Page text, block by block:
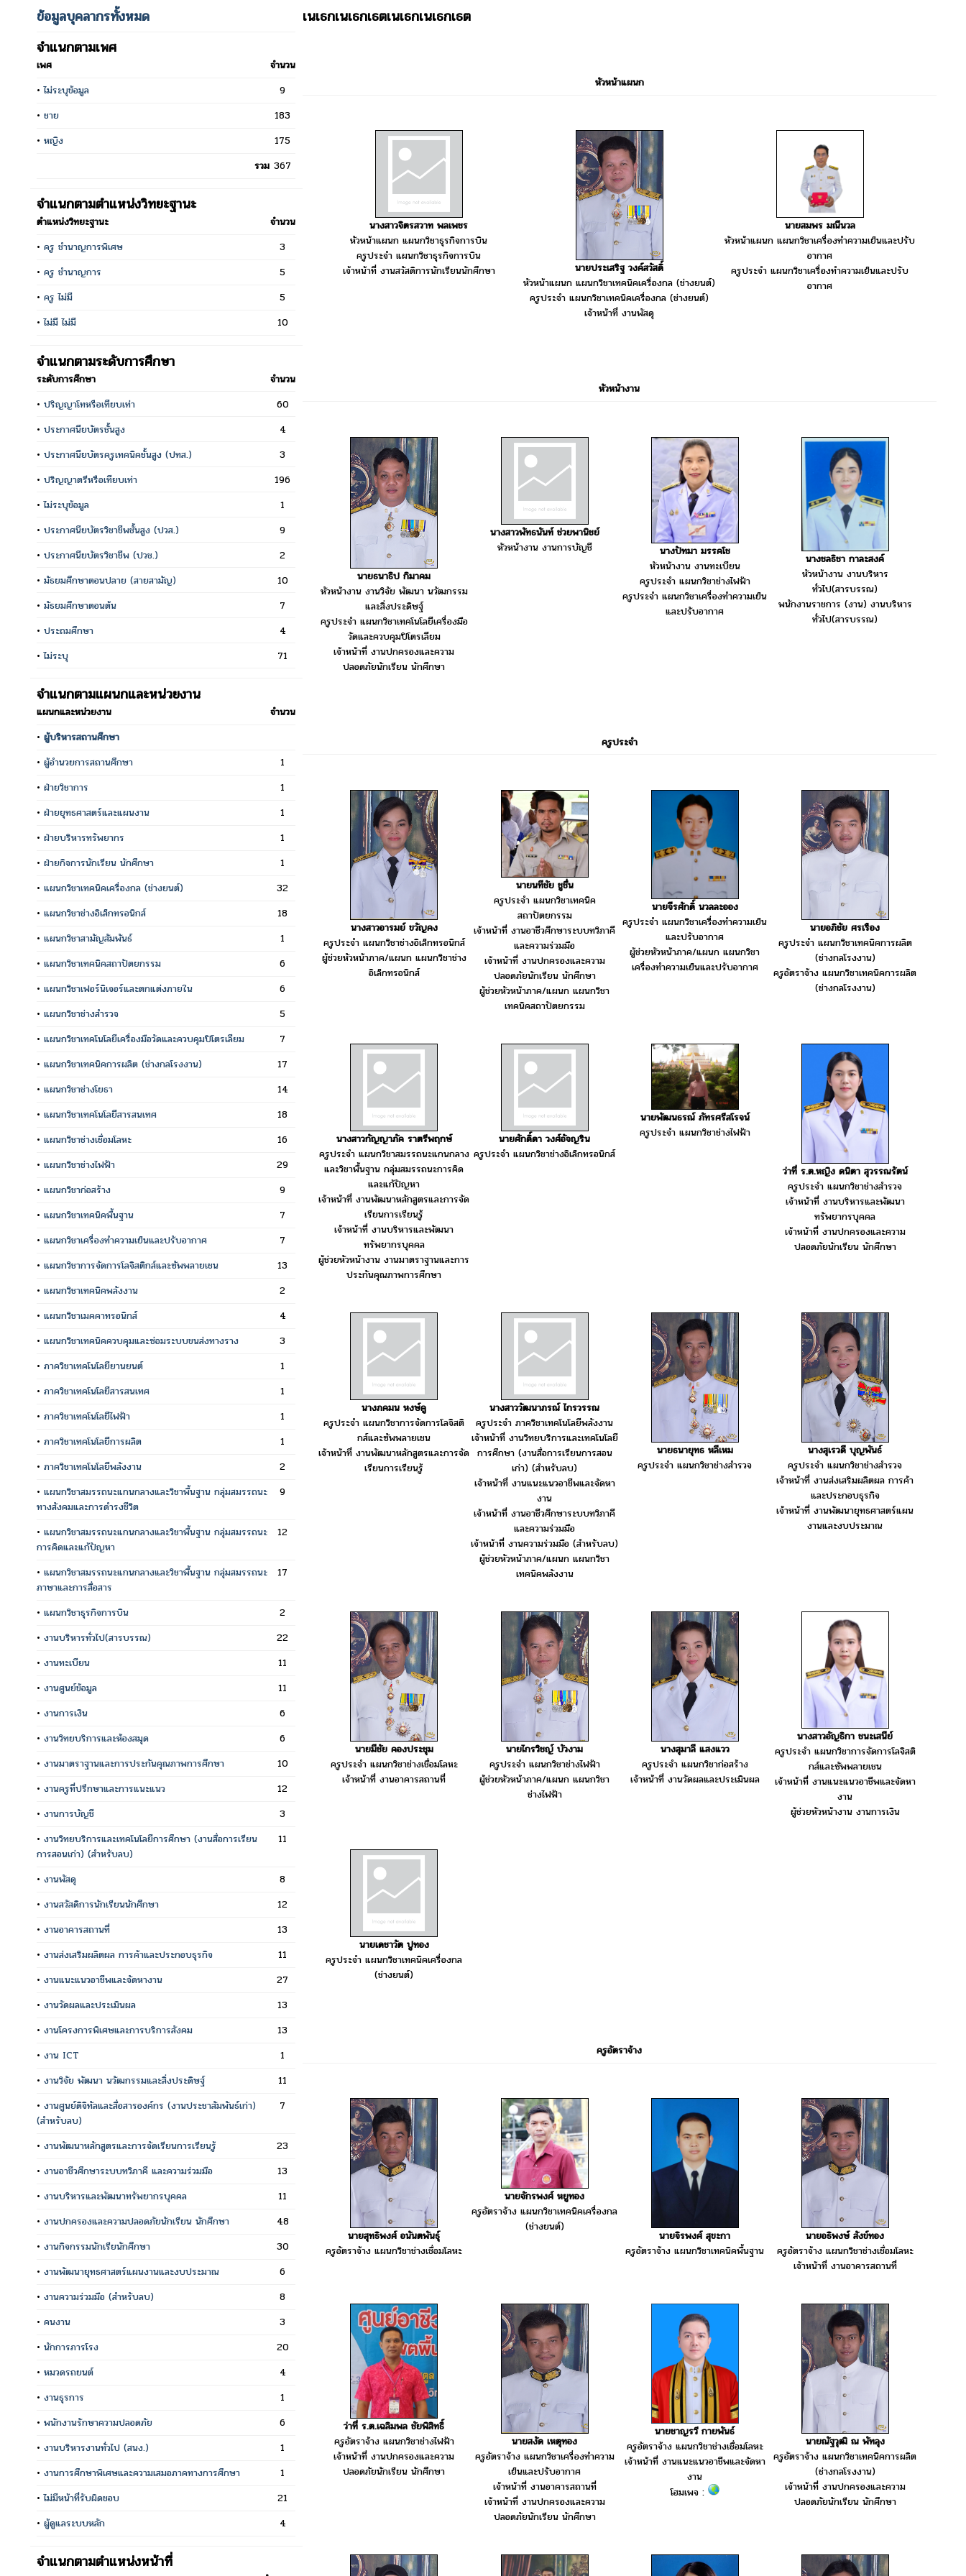
ข้อมูลบุคลากรทั้งหมด
จำแนกตามเพศ
เพศ
จำนวน
•ไม่ระบุข้อมูล
9
• ชาย
183
• หญิง
175
รวม 367
จำแนกตามตำแหน่งวิทยะฐานะ
ตำแหน่งวิทยะฐานะ
จำนวน
• ครู ชำนาญการพิเศษ
3
• ครู ชำนาญการ
5
• ครู ไม่มี
5
•ไม่มี ไม่มี 10
จำแนกตามระดับการศึกษา
ระดับการศึกษา
จำนวน
• ปริญญาโทหรือเทียบเท่า
60
• ประกาศนียบัตรชั้นสูง
4
• ประกาศนียบัตรครูเทคนิคชั้นสูง (ปทส.)
3
• ปริญญาตรีหรือเทียบเท่า
196
•ไม่ระบุข้อมูล
1
• ประกาศนียบัตรวิชาชีพชั้นสูง (ปวส.)
9
• ประกาศนียบัตรวิชาชีพ (ปวช.)
2
• มัธยมศึกษาตอนปลาย (สายสามัญ)
10
• มัธยมศึกษาตอนต้น
7
• ประถมศึกษา
4
•ไม่ระบุ 71
จำแนกตามแผนกและหน่วยงาน
แผนกและหน่วยงาน
จำนวน
• ผู้บริหารสถานศึกษา
• ผู้อำนวยการสถานศึกษา
1
• ฝ่ายวิชาการ
1
• ฝ่ายยุทธศาสตร์และแผนงาน
1
• ฝ่ายบริหารทรัพยากร
1
• ฝ่ายกิจการนักเรียน นักศึกษา
1
• แผนกวิชาเทคนิคเครื่องกล (ช่างยนต์)
32
• แผนกวิชาช่างอิเล็กทรอนิกส์
18
• แผนกวิชาสามัญสัมพันธ์
1
• แผนกวิชาเทคนิคสถาปัตยกรรม
6
• แผนกวิชาเฟอร์นิเจอร์และตกแต่งภายใน
6
• แผนกวิชาช่างสำรวจ
5
• แผนกวิชาเทคโนโลยีเครื่องมือวัดและควบคุมปิโตรเลียม
7
• แผนกวิชาเทคนิคการผลิต (ช่างกลโรงงาน)
17
• แผนกวิชาช่างโยธา
14
• แผนกวิชาเทคโนโลยีสารสนเทศ
18
• แผนกวิชาช่างเชื่อมโลหะ
16
• แผนกวิชาช่างไฟฟ้า
29
• แผนกวิชาก่อสร้าง
9
• แผนกวิชาเทคนิคพื้นฐาน
7
• แผนกวิชาเครื่องทำความเย็นและปรับอากาศ
7
• แผนกวิชาการจัดการโลจิสติกส์และซัพพลายเชน
13
• แผนกวิชาเทคนิคพลังงาน
2
• แผนกวิชาเมคคาทรอนิกส์
4
• แผนกวิชาเทคนิคควบคุมและซ่อมระบบขนส่งทางราง
3
• ภาควิชาเทคโนโลยียานยนต์
1
• ภาควิชาเทคโนโลยีสารสนเทศ
1
• ภาควิชาเทคโนโลยีไฟฟ้า
1
• ภาควิชาเทคโนโลยีการผลิต
1
• ภาควิชาเทคโนโลยีพลังงาน
2
• แผนกวิชาสมรรถนะแกนกลางและวิชาพื้นฐาน กลุ่มสมรรถนะ
ทางสังคมและการดำรงชีวิต
9
• แผนกวิชาสมรรถนะแกนกลางและวิชาพื้นฐาน กลุ่มสมรรถนะ
การคิดและแก้ปัญหา
12
• แผนกวิชาสมรรถนะแกนกลางและวิชาพื้นฐาน กลุ่มสมรรถนะ
ภาษาและการสื่อสาร
17
• แผนกวิชาธุรกิจการบิน
2
• งานบริหารทั่วไป(สารบรรณ)
22
• งานทะเบียน
11
• งานศูนย์ข้อมูล
11
• งานการเงิน
6
• งานวิทยบริการและห้องสมุด
6
• งานมาตราฐานและการประกันคุณภาพการศึกษา
10
• งานครูที่ปรึกษาและการแนะแนว
12
• งานการบัญชี
3
• งานวิทยบริการและเทคโนโลยีการศึกษา (งานสื่อการเรียน
การสอนเก่า) (สำหรับลบ)
11
• งานพัสดุ
8
• งานสวัสดิการนักเรียนนักศึกษา
12
• งานอาคารสถานที่
13
• งานส่งเสริมผลิตผล การค้าและประกอบธุรกิจ
11
• งานแนะแนวอาชีพและจัดหางาน
27
• งานวัดผลและประเมินผล
13
• งานโครงการพิเศษและการบริการสังคม
13
• งาน ICT
1
• งานวิจัย พัฒนา นวัฒกรรมและสิ่งประดิษฐ์
11
• งานศูนย์ดิจิทัลและสื่อสารองค์กร (งานประชาสัมพันธ์เก่า)
(สำหรับลบ)
7
• งานพัฒนาหลักสูตรและการจัดเรียนการเรียนรู้
23
• งานอาชีวศึกษาระบบทวิภาคี และความร่วมมือ
13
• งานบริหารและพัฒนาทรัพยากรบุคคล
11
• งานปกครองและความปลอดภัยนักเรียน นักศึกษา
48
• งานกิจกรรมนักเรียนักศึกษา
30
• งานพัฒนายุทธศาสตร์แผนงานและงบประมาณ
6
• งานความร่วมมือ (สำหรับลบ)
8
• คนงาน
3
• นักการภารโรง
20
• หมวดรถยนต์
4
• งานธุรการ
1
• พนักงานรักษาความปลอดภัย
6
• งานบริหารงานทั่วไป (สนง.)
1
• งานการศึกษาพิเศษและความเสมอภาคทางการศึกษา
1
•ไม่มีหน้าที่รับผิดชอบ
21
• ผู้ดูแลระบบหลัก 4
จำแนกตามตำแหน่งหน้าที่
เนเธกเนเธกเธตเนเธกเนเธกเธต
หัวหน้าแผนก
นางสาวจิตรสวาท พลเพชร
หัวหน้าแผนก แผนกวิชาธุรกิจการบิน
ครูประจำ แผนกวิชาธุรกิจการบิน
เจ้าหน้าที่ งานสวัสดิการนักเรียนนักศึกษา
นายประเสริฐ วงค์สวัสดิ์
หัวหน้าแผนก แผนกวิชาเทคนิคเครื่องกล (ช่างยนต์)
ครูประจำ แผนกวิชาเทคนิคเครื่องกล (ช่างยนต์)
เจ้าหน้าที่ งานพัสดุ
นายสมพร มณีนวล
หัวหน้าแผนก แผนกวิชาเครื่องทำความเย็นและปรับ
อากาศ
ครูประจำ แผนกวิชาเครื่องทำความเย็นและปรับ
อากาศ
หัวหน้างาน
นายธนาธิป กิมาคม
หัวหน้างาน งานวิจัย พัฒนา นวัฒกรรม
และสิ่งประดิษฐ์
ครูประจำ แผนกวิชาเทคโนโลยีเครื่องมือ
วัดและควบคุมปิโตรเลียม
เจ้าหน้าที่ งานปกครองและความ
ปลอดภัยนักเรียน นักศึกษา
นางสาวพัทธนันท์ ช่วยพานิชย์
หัวหน้างาน งานการบัญชี
นางปัทมา มรรคโช
หัวหน้างาน งานทะเบียน
ครูประจำ แผนกวิชาช่างไฟฟ้า
ครูประจำ แผนกวิชาเครื่องทำความเย็น
และปรับอากาศ
นางชลธิชา กาละสงค์
หัวหน้างาน งานบริหาร
ทั่วไป(สารบรรณ)
พนักงานราชการ (งาน) งานบริหาร
ทั่วไป(สารบรรณ)
ครูประจำ
นางสาวอารมย์ ขวัญคง
ครูประจำ แผนกวิชาช่างอิเล็กทรอนิกส์
ผู้ช่วยหัวหน้าภาค/แผนก แผนกวิชาช่าง
อิเล็กทรอนิกส์
นายนทีชัย ชูชื่น
ครูประจำ แผนกวิชาเทคนิค
สถาปัตยกรรม
เจ้าหน้าที่ งานอาชีวศึกษาระบบทวิภาคี
และความร่วมมือ
เจ้าหน้าที่ งานปกครองและความ
ปลอดภัยนักเรียน นักศึกษา
ผู้ช่วยหัวหน้าภาค/แผนก แผนกวิชา
เทคนิคสถาปัตยกรรม
นายจีรศักดิ์ นวลละออง
ครูประจำ แผนกวิชาเครื่องทำความเย็น
และปรับอากาศ
ผู้ช่วยหัวหน้าภาค/แผนก แผนกวิชา
เครื่องทำความเย็นและปรับอากาศ
นายอภิชัย ศรเรือง
ครูประจำ แผนกวิชาเทคนิคการผลิต
(ช่างกลโรงงาน)
ครูอัตราจ้าง แผนกวิชาเทคนิคการผลิต
(ช่างกลโรงงาน)
นางสาวกัญญาภัค ราตรีพฤกษ์
ครูประจำ แผนกวิชาสมรรถนะแกนกลาง
และวิชาพื้นฐาน กลุ่มสมรรถนะการคิด
และแก้ปัญหา
เจ้าหน้าที่ งานพัฒนาหลักสูตรและการจัด
เรียนการเรียนรู้
เจ้าหน้าที่ งานบริหารและพัฒนา
ทรัพยากรบุคคล
ผู้ช่วยหัวหน้างาน งานมาตราฐานและการ
ประกันคุณภาพการศึกษา
นายศักดิ์ดา วงศ์อัจญริน
ครูประจำ แผนกวิชาช่างอิเล็กทรอนิกส์
นายพัฒนธรณ์ ภัทรศรีสโรจน์
ครูประจำ แผนกวิชาช่างไฟฟ้า
ว่าที่ ร.ต.หญิง ดนิตา สุวรรณรัตน์
ครูประจำ แผนกวิชาช่างสำรวจ
เจ้าหน้าที่ งานบริหารและพัฒนา
ทรัพยากรบุคคล
เจ้าหน้าที่ งานปกครองและความ
ปลอดภัยนักเรียน นักศึกษา
นางภคมน หงษ์คู
ครูประจำ แผนกวิชาการจัดการโลจิสติ
กส์และซัพพลายเชน
เจ้าหน้าที่ งานพัฒนาหลักสูตรและการจัด
เรียนการเรียนรู้
นางสาววัฒนาภรณ์ ไกรวรรณ
ครูประจำ ภาควิชาเทคโนโลยีพลังงาน
เจ้าหน้าที่ งานวิทยบริการและเทคโนโลยี
การศึกษา (งานสื่อการเรียนการสอน
เก่า) (สำหรับลบ)
เจ้าหน้าที่ งานแนะแนวอาชีพและจัดหา
งาน
เจ้าหน้าที่ งานอาชีวศึกษาระบบทวิภาคี
และความร่วมมือ
เจ้าหน้าที่ งานความร่วมมือ (สำหรับลบ)
ผู้ช่วยหัวหน้าภาค/แผนก แผนกวิชา
เทคนิคพลังงาน
นายธนายุทธ หลีเหม
ครูประจำ แผนกวิชาช่างสำรวจ
นางสุเรวดี บุญพันธ์
ครูประจำ แผนกวิชาช่างสำรวจ
เจ้าหน้าที่ งานส่งเสริมผลิตผล การค้า
และประกอบธุรกิจ
เจ้าหน้าที่ งานพัฒนายุทธศาสตร์แผน
งานและงบประมาณ
นายมีชัย คองประชุม
ครูประจำ แผนกวิชาช่างเชื่อมโลหะ
เจ้าหน้าที่ งานอาคารสถานที่
นายไกรวิชญ์ บัวงาม
ครูประจำ แผนกวิชาช่างไฟฟ้า
ผู้ช่วยหัวหน้าภาค/แผนก แผนกวิชา
ช่างไฟฟ้า
นางสุมาลี แสงแวว
ครูประจำ แผนกวิชาก่อสร้าง
เจ้าหน้าที่ งานวัดผลและประเมินผล
นางสาวอัญธิกา ชนะเสนีย์
ครูประจำ แผนกวิชาการจัดการโลจิสติ
กส์และซัพพลายเชน
เจ้าหน้าที่ งานแนะแนวอาชีพและจัดหา
งาน
ผู้ช่วยหัวหน้างาน งานการเงิน
นายเดชาวัต ปูทอง
ครูประจำ แผนกวิชาเทคนิคเครื่องกล
(ช่างยนต์)
ครูอัตราจ้าง
นายสุทธิพงศ์ อนันตพันธุ์
ครูอัตราจ้าง แผนกวิชาช่างเชื่อมโลหะ
นายจักรพงศ์ หยูทอง
ครูอัตราจ้าง แผนกวิชาเทคนิคเครื่องกล
(ช่างยนต์)
นายจิรพงศ์ สุขะกา
ครูอัตราจ้าง แผนกวิชาเทคนิคพื้นฐาน
นายอธิพงษ์ สังข์ทอง
ครูอัตราจ้าง แผนกวิชาช่างเชื่อมโลหะ
เจ้าหน้าที่ งานอาคารสถานที่
ว่าที่ ร.ต.เฉลิมพล ชัยพิสิทธิ์
ครูอัตราจ้าง แผนกวิชาช่างไฟฟ้า
เจ้าหน้าที่ งานปกครองและความ
ปลอดภัยนักเรียน นักศึกษา
นายสงัด เหตุทอง
ครูอัตราจ้าง แผนกวิชาเครื่องทำความ
เย็นและปรับอากาศ
เจ้าหน้าที่ งานอาคารสถานที่
เจ้าหน้าที่ งานปกครองและความ
ปลอดภัยนักเรียน นักศึกษา
นายชาญรวี กายพันธ์
ครูอัตราจ้าง แผนกวิชาช่างเชื่อมโลหะ
เจ้าหน้าที่ งานแนะแนวอาชีพและจัดหา
งาน
โฮมเพจ :
นายณัฐวุฒิ ณ พัทลุง
ครูอัตราจ้าง แผนกวิชาเทคนิคการผลิต
(ช่างกลโรงงาน)
เจ้าหน้าที่ งานปกครองและความ
ปลอดภัยนักเรียน นักศึกษา